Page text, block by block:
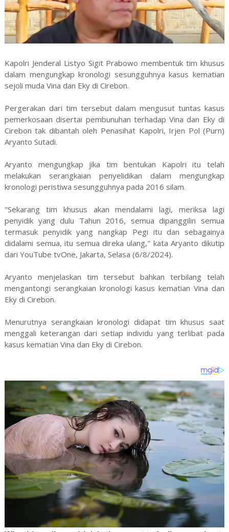
Kapolri Jenderal Listyo Sigit Prabowo membentuk tim khusus
dalam mengungkap kronologi sesungguhnya kasus kematian
sejoli muda Vina dan Eky di Cirebon.
Pergerakan dari tim tersebut dalam mengusut tuntas kasus
pemerkosaan disertai pembunuhan terhadap Vina dan Eky di
Cirebon tak dibantah oleh Penasihat Kapolri, Irjen Pol (Purn)
Aryanto Sutadi.
Aryanto mengungkap jika tim bentukan Kapolri itu telah
melakukan serangkaian penyelidikan dalam mengungkap
kronologi peristiwa sesungguhnya pada 2016 silam.
"Sekarang tim khusus akan mendalami lagi, meriksa lagi
penyidik yang dulu Tahun 2016, semua dipanggilin semua
termasuk penyidik yang nangkap Pegi itu dan sebagainya
didalami semua, itu semua direka ulang," kata Aryanto dikutip
dari YouTube tvOne, Jakarta, Selasa (6/8/2024).
Aryanto menjelaskan tim tersebut bahkan terbilang telah
mengantongi serangkaian kronologi kasus kematian Vina dan
Eky di Cirebon.
Menurutnya serangkaian kronologi didapat tim khusus saat
menggali keterangan dari setiap individu yang terlibat pada
kasus kematian Vina dan Eky di Cirebon.